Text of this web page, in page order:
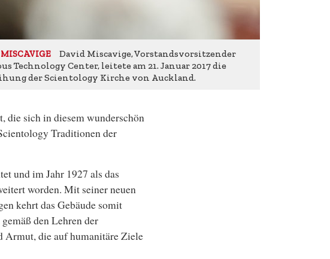
David Miscavige, Vorstandsvorsitzender
Technology Center, leitete am 21. Januar 2017 die
der Scientology Kirche von Auckland.
die sich in diesem wunderschön
Traditionen der
und im Jahr 1927 als das
worden. Mit seiner neuen
kehrt das Gebäude somit
den Lehren der
Armut, die auf humanitäre Ziele